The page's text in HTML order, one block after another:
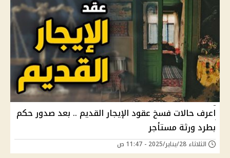
اعرف حالات فسخ عقود الإيجار القديم .. بعد صدور حكم
بطرد ورثة مستأجر
الثلاثاء 28/يناير/2025 - 11:47 ص